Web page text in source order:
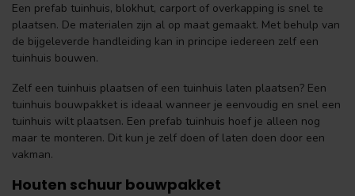
Een prefab tuinhuis, blokhut, carport of overkapping is snel te
plaatsen. De materialen zijn al op maat gemaakt. Met behulp van
de bijgeleverde handleiding kan in principe iedereen zelf een
tuinhuis bouwen.
Zelf een tuinhuis plaatsen of een tuinhuis laten plaatsen? Een
tuinhuis bouwpakket is ideaal wanneer je eenvoudig en snel een
tuinhuis wilt plaatsen. Een prefab tuinhuis hoef je alleen nog
maar te monteren. Dit kun je zelf doen of laten doen door een
vakman.
Houten schuur bouwpakket